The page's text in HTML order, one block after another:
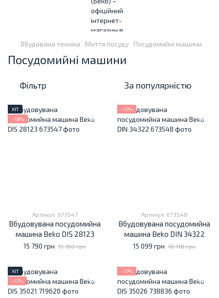
Вбудована техніка Миття посуду Посудомийні машини
Посудомийні машини
Фільтр За популярністю
ХІТ
−18%
Артикул: 673547
Вбудовувана посудомийна
машина Beko DIS 28123
15 790 грн 19 160 грн
−17%
Артикул: 673548
Вбудовувана посудомийна
машина Beko DIN 34322
15 099 грн 18 118 грн
ХІТ
−17%
−17%